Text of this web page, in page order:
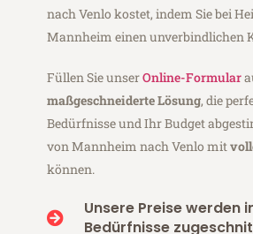
nach Venlo kostet, indem Sie bei
Mannheim einen unverbindlichen
Füllen Sie unserOnline-Formular
maßgeschneiderte Lösung, die
Bedürfnisse und Ihr Budget
von Mannheim nach Venlo mit
können.
Unsere Preise werden
Bedürfnisse